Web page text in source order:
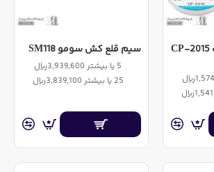
سیم قلع کش گوت CP-2015
سیم قلع کش سومو SM118
5 یا بیشتر 3,939,600ریال
25 یا بیشتر 3,839,100ریال